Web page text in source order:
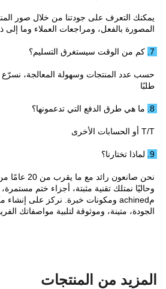
المصورة بالفعل، ومراجعات العملاء وما إلى
7. كم من الوقت سيستغرق التسليم؟
طلبًا
8. ما هي طرق الدفع التي تدعمونها؟
T/T أو الحسابات الأخرى
9. لماذا تختارنا؟
الجودة، متينة، وموثوقة لتلبية مواصفاتك
المزيد من المنتجات